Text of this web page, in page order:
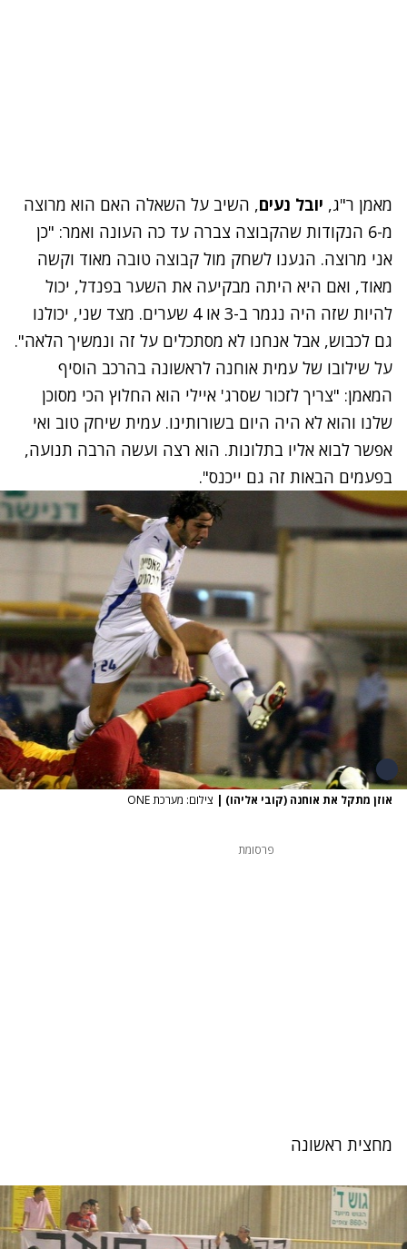
מאמן ר"ג, יובל נעים, השיב על השאלה האם הוא מרוצה
מ-6 הנקודות שהקבוצה צברה עד כה העונה ואמר: "כן
אני מרוצה. הגענו לשחק מול קבוצה טובה מאוד וקשה
מאוד, ואם היא היתה מבקיעה את השער בפנדל, יכול
להיות שזה היה נגמר ב-3 או 4 שערים. מצד שני, יכולנו
גם לכבוש, אבל אנחנו לא מסתכלים על זה ונמשיך הלאה".
על שילובו של עמית אוחנה לראשונה בהרכב הוסיף
המאמן: "צריך לזכור שסרג' איילי הוא החלוץ הכי מסוכן
שלנו והוא לא היה היום בשורותינו. עמית שיחק טוב ואי
אפשר לבוא אליו בתלונות. הוא רצה ועשה הרבה תנועה,
בפעמים הבאות זה גם ייכנס".
אוזן מתקל את אוחנה (קובי אליהו) | צילום: מערכת ONE
פרסומת
מחצית ראשונה